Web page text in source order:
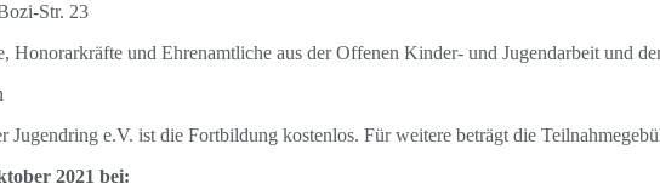
Str. 23
Honorarkräfte und Ehrenamtliche aus der Offenen Kinder- und Jugendarbeit und
e.V. ist die Fortbildung kostenlos. Für weitere beträgt die
2021 bei: